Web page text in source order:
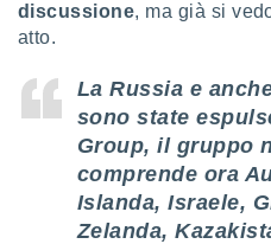
nostri
discussione, ma già si
atto.
La Russia e
sono state
Group, il gruppo
comprende ora
Islanda, Israele,
Zelanda,